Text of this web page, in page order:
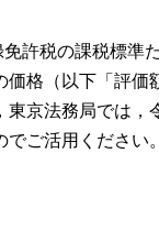
許税の課税標準
価格（以下「評価
東京法務局では，
でご活用ください。